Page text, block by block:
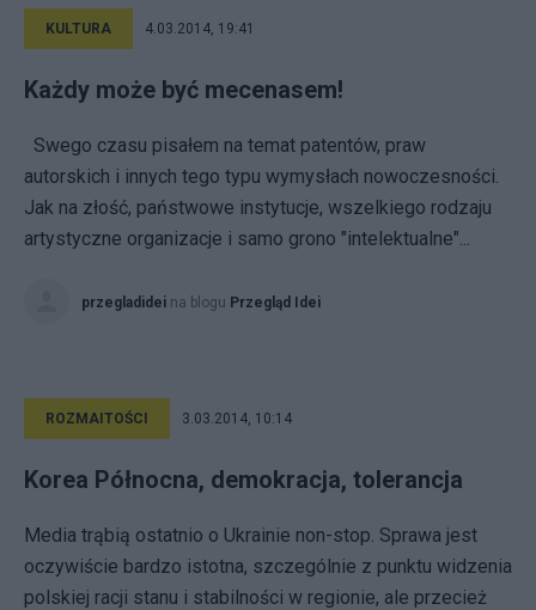
KULTURA 4.03.2014, 19:41
Każdy może być mecenasem!
Swego czasu pisałem na temat patentów, praw
autorskich i innych tego typu wymysłach nowoczesności.
Jak na złość, państwowe instytucje, wszelkiego rodzaju
artystyczne organizacje i samo grono "intelektualne"...
przegladidei na blogu Przegląd Idei
ROZMAITOŚCI 3.03.2014, 10:14
Korea Północna, demokracja, tolerancja
Media trąbią ostatnio o Ukrainie non-stop. Sprawa jest
oczywiście bardzo istotna, szczególnie z punktu widzenia
polskiej racji stanu i stabilności w regionie, ale przecież